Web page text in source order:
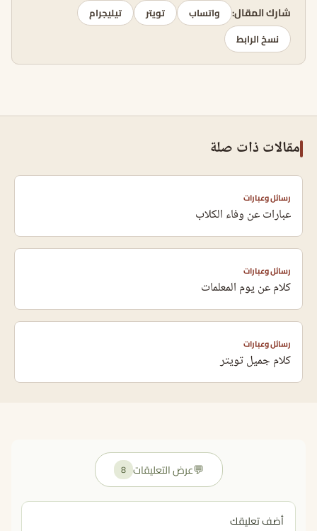
شارك المقال: واتساب تويتر
تيليجرام
نسخ الرابط
مقالات ذات صلة
رسائل وعبارات
عبارات عن وفاء الكلاب
رسائل وعبارات
كلام عن يوم المعلمات
رسائل وعبارات
كلام جميل تويتر
💬عرض التعليقات 8
أضف تعليقك